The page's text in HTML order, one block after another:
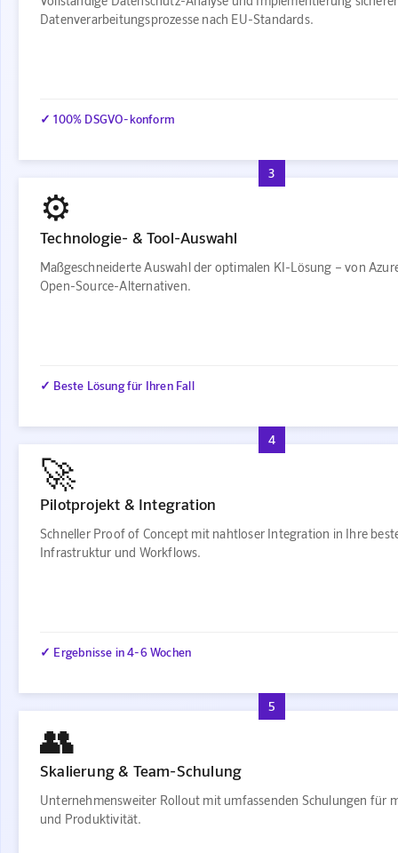
Datenverarbeitungsprozesse nach EU-Standards.
✓ 100% DSGVO-konform
3
⚙️
Technologie- & Tool-Auswahl
Maßgeschneiderte Auswahl der optimalen KI-Lösung – von
Open-Source-Alternativen.
✓ Beste Lösung für Ihren Fall
4
🚀
Pilotprojekt & Integration
Schneller Proof of Concept mit nahtloser Integration in Ihre
Infrastruktur und Workflows.
✓ Ergebnisse in 4-6 Wochen
5
👥
Skalierung & Team-Schulung
Unternehmensweiter Rollout mit umfassenden Schulungen für
und Produktivität.